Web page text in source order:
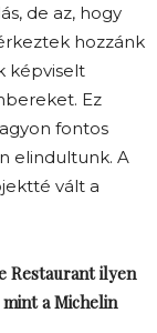
de az, hogy
hozzánk
képviselt
Ez
fontos
elindultunk. A
vált a
Restaurant ilyen
a Michelin